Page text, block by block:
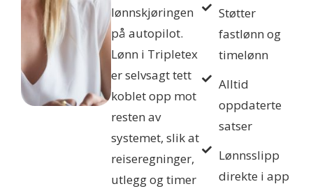
lønnskjøringen
på autopilot.
Lønn i Tripletex
er selvsagt tett
koblet opp mot
resten av
systemet, slik at
reiseregninger,
utlegg og timer
Støtter
fastlønn og
timelønn
Alltid
oppdaterte
satser
Lønnsslipp
direkte i app